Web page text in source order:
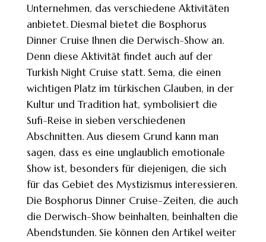
Unternehmen, das verschiedene Aktivitäten
anbietet. Diesmal bietet die Bosphorus
Dinner Cruise Ihnen die Derwisch-Show an.
Denn diese Aktivität findet auch auf der
Turkish Night Cruise statt. Sema, die einen
wichtigen Platz im türkischen Glauben, in der
Kultur und Tradition hat, symbolisiert die
Sufi-Reise in sieben verschiedenen
Abschnitten. Aus diesem Grund kann man
sagen, dass es eine unglaublich emotionale
Show ist, besonders für diejenigen, die sich
für das Gebiet des Mystizismus interessieren.
Die Bosphorus Dinner Cruise-Zeiten, die auch
die Derwisch-Show beinhalten, beinhalten die
Abendstunden. Sie können den Artikel weiter